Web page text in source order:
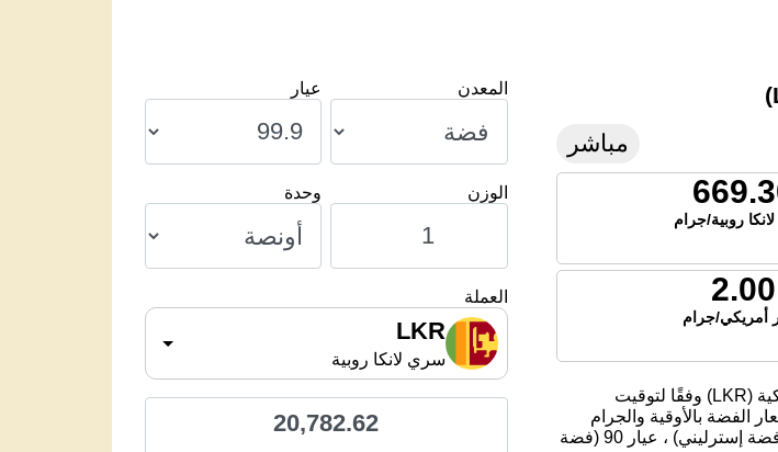
مباشر
روبية/جرام
2.00
أمريكي/جرام
تعرض هذه الصفحة أسعار الفضة الحالية لليوم في سيريلانكا بالروبية السري لانكية (LKR) وفقًا لتوقيت
الفضة بالأوقية والجرام
لجميع عيارات الفضة ؛ عيار 99.9 (فضة نقية) ، عيار 95.9 (بريتانيا) ، عيار 92.5 (فضة إسترليني) ، عيار 90 (فضة
المعدن عيار
الوزن وحدة
العملة
LKR
سري لانكا روبية
20,782.62